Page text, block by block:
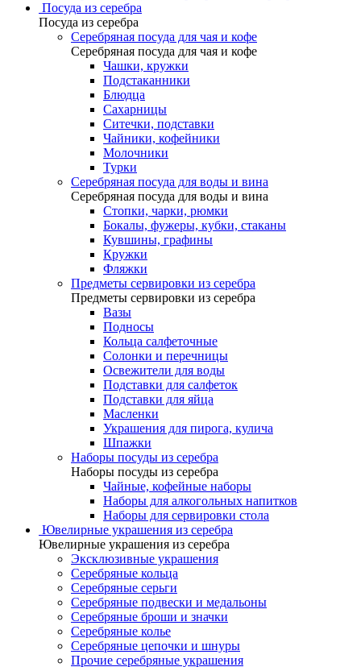
Посуда из серебра
Посуда из серебра
Серебряная посуда для чая и кофе
Серебряная посуда для чая и кофе
Чашки, кружки
Подстаканники
Блюдца
Сахарницы
Ситечки, подставки
Чайники, кофейники
Молочники
Турки
Серебряная посуда для воды и вина
Серебряная посуда для воды и вина
Стопки, чарки, рюмки
Бокалы, фужеры, кубки, стаканы
Кувшины, графины
Кружки
Фляжки
Предметы сервировки из серебра
Предметы сервировки из серебра
Вазы
Подносы
Кольца салфеточные
Солонки и перечницы
Освежители для воды
Подставки для салфеток
Подставки для яйца
Масленки
Украшения для пирога, кулича
Шпажки
Наборы посуды из серебра
Наборы посуды из серебра
Чайные, кофейные наборы
Наборы для алкогольных напитков
Наборы для сервировки стола
Ювелирные украшения из серебра
Ювелирные украшения из серебра
Эксклюзивные украшения
Серебряные кольца
Серебряные серьги
Серебряные подвески и медальоны
Серебряные броши и значки
Серебряные колье
Серебряные цепочки и шнуры
Прочие серебряные украшения